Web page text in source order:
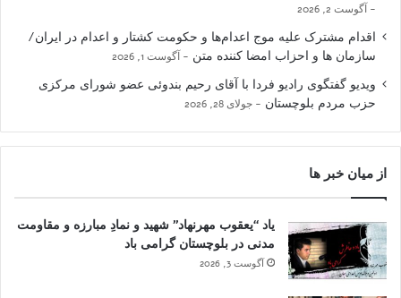
آگوست 2, 2026
اقدام مشترک علیه موج اعدام‌ها و حکومت کشتار و اعدام در ایران/
سازمان ها و احزاب امضا کننده متن
آگوست 1, 2026
ویدیو گفتگوی رادیو فردا با آقای رحیم بندوئی عضو شورای مرکزی
حزب مردم بلوچستان
جولای 28, 2026
از میان خبر ها
یاد “یعقوب مهرنهاد” شهید و نمادِ مبارزه و مقاومت
مدنی در بلوچستان گرامی باد
آگوست 3, 2026